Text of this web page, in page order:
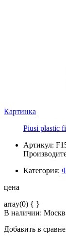
Картинка
Piusi plastic
Артикул:
Категория:
цена
array(0) { }
В наличии:
Добавить в